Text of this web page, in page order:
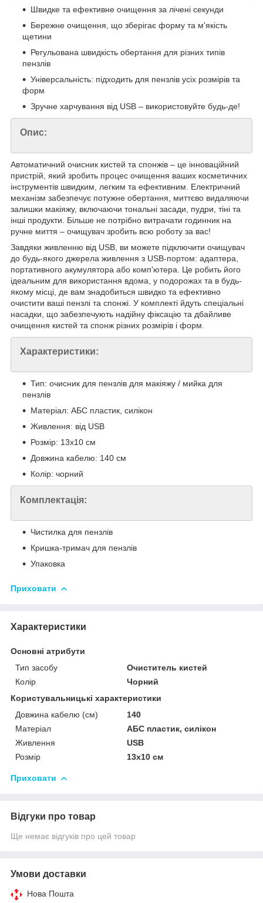
Швидке та ефективне очищення за лічені секунди
Бережне очищення, що зберігає форму та м'якість
щетини
Регульована швидкість обертання для різних типів
пензлів
Універсальність: підходить для пензлів усіх розмірів та
форм
Зручне харчування від USB – використовуйте будь-де!
Опис:
Автоматичний очисник кистей та спонжів – це інноваційний
пристрій, який зробить процес очищення ваших косметичних
інструментів швидким, легким та ефективним. Електричний
механізм забезпечує потужне обертання, миттєво видаляючи
залишки макіяжу, включаючи тональні засади, пудри, тіні та
інші продукти. Більше не потрібно витрачати годинник на
ручне миття – очищувач зробить всю роботу за вас!
Завдяки живленню від USB, ви можете підключити очищувач
до будь-якого джерела живлення з USB-портом: адаптера,
портативного акумулятора або комп'ютера. Це робить його
ідеальним для використання вдома, у подорожах та в будь-
якому місці, де вам знадобиться швидко та ефективно
очистити ваші пензлі та спонжі. У комплекті йдуть спеціальні
насадки, що забезпечують надійну фіксацію та дбайливе
очищення кистей та спонж різних розмірів і форм.
Характеристики:
Тип: очисник для пензлів для макіяжу / мийка для
пензлів
Матеріал: АБС пластик, силікон
Живлення: від USB
Розмір: 13х10 см
Довжина кабелю: 140 см
Колір: чорний
Комплектація:
Чистилка для пензлів
Кришка-тримач для пензлів
Упаковка
Приховати
Характеристики
Основні атрибути
Тип засобу
Очиститель кистей
Колір
Чорний
Користувальницькі характеристики
Довжина кабелю (см)
140
Матеріал
АБС пластик, силікон
Живлення
USB
Розмір
13х10 см
Приховати
Відгуки про товар
Ще немає відгуків про цей товар
Умови доставки
Нова Пошта